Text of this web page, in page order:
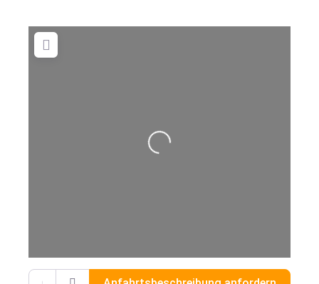
Wird geladen …
Gib deinen Standort ein.